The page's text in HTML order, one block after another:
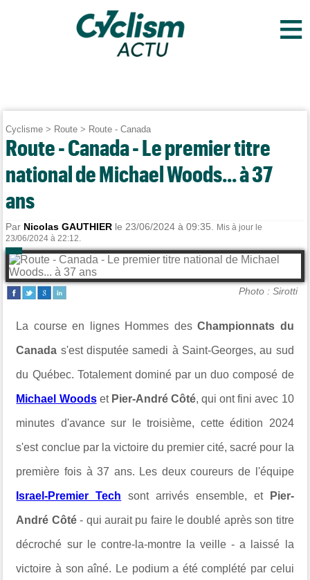
≡
Cyclisme > Route > Route - Canada
Route - Canada - Le premier titre
national de Michael Woods... à 37
ans
Par Nicolas GAUTHIER le 23/06/2024 à 09:35.
Mis à jour le
23/06/2024 à 22:12.
Photo : Sirotti
La course en lignes Hommes desChampionnats du
Canada s'est disputée samedi à Saint-Georges, au sud
du Québec. Totalement dominé par un duo composé de
Michael Woodset Pier-André Côté, qui ont fini avec 10
minutes d'avance sur le troisième, cette édition 2024
s'est conclue par la victoire du premier cité, sacré pour la
première fois à 37 ans. Les deux coureurs de l'équipe
Israel-Premier Tech sont arrivés ensemble, et Pier-
André Côté- qui aurait pu faire le doublé après son titre
décroché sur le contre-la-montre la veille - a laissé la
victoire à son aîné. Le podium a été complété par celui